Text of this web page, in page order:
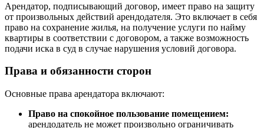
Арендатор, подписывающий договор, имеет право на защиту
от произвольных действий арендодателя. Это включает в себя
право на сохранение жилья, на получение услуги по найму
квартиры в соответствии с договором, а также возможность
подачи иска в суд в случае нарушения условий договора.
Права и обязанности сторон
Основные права арендатора включают:
Право на спокойное пользование помещением:
арендодатель не может произвольно ограничивать